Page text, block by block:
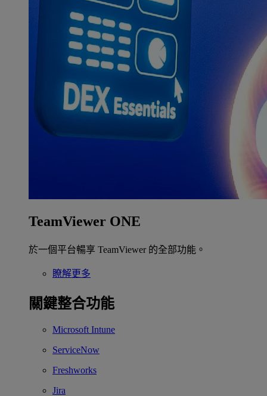
TeamViewer ONE
於一個平台暢享 TeamViewer 的全部功能。
瞭解更多
關鍵整合功能
Microsoft Intune
ServiceNow
Freshworks
Jira